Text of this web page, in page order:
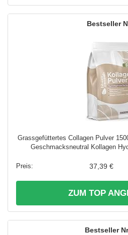
Grassgefüttertes Collagen Pulver
Geschmacksneutral Kollagen
37,39 €
ZUM TOP